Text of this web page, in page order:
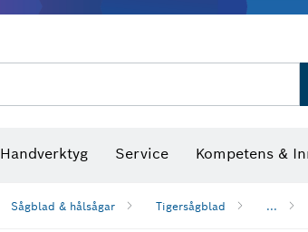
Handverktyg Service Kompetens &
Sågblad & hålsågar Tigersågblad ...